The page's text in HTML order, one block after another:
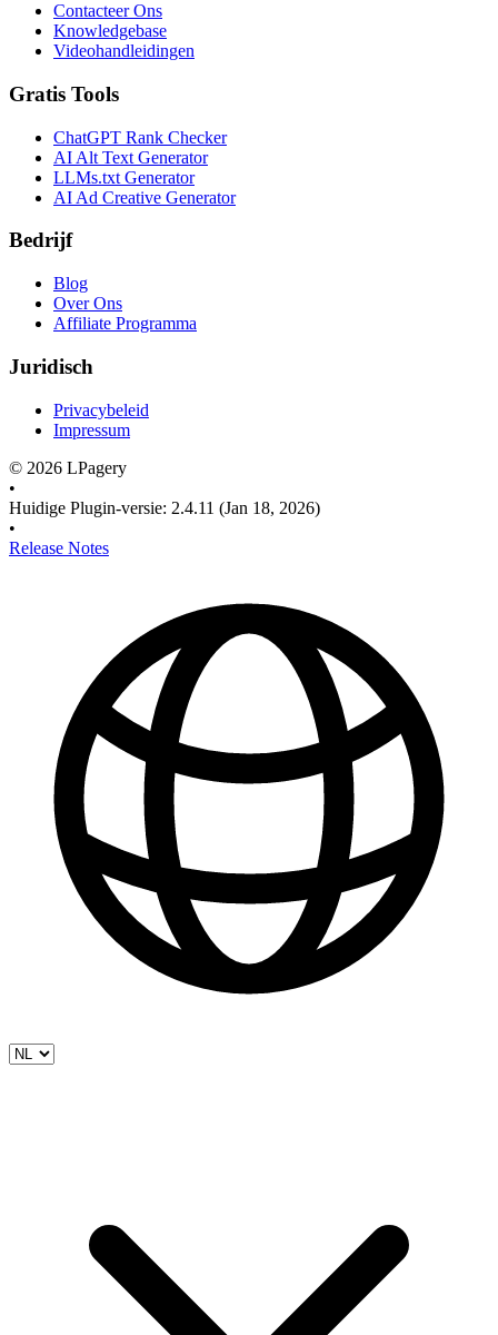
Contacteer Ons
Knowledgebase
Videohandleidingen
Gratis Tools
ChatGPT Rank Checker
AI Alt Text Generator
LLMs.txt Generator
AI Ad Creative Generator
Bedrijf
Blog
Over Ons
Affiliate Programma
Juridisch
Privacybeleid
Impressum
© 2026 LPagery
•
Huidige Plugin-versie: 2.4.11 (Jan 18, 2026)
•
Release Notes